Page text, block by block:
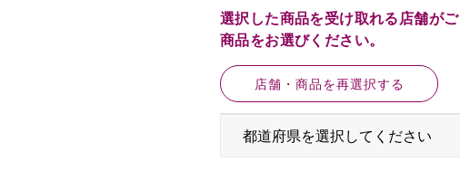
選択した商品を受け取れる店舗が
商品をお選びください。
店舗・商品を再選択する